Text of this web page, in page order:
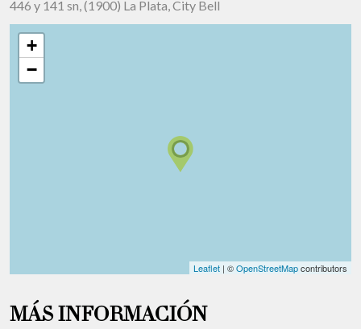
446 y 141 sn, (1900) La Plata, City Bell
+
−
Leaflet | ©OpenStreetMapcontributors
MÁS INFORMACIÓN